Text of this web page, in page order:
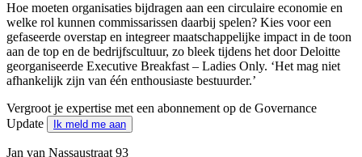
Hoe moeten organisaties bijdragen aan een circulaire economie en
welke rol kunnen commissarissen daarbij spelen? Kies voor een
gefaseerde overstap en integreer maatschappelijke impact in de toon
aan de top en de bedrijfscultuur, zo bleek tijdens het door Deloitte
georganiseerde Executive Breakfast – Ladies Only. ‘Het mag niet
afhankelijk zijn van één enthousiaste bestuurder.’
Vergroot je expertise met een abonnement op de Governance
Update
Ik meld me aan
Jan van Nassaustraat 93